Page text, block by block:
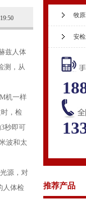
兹人体
测，从
机一样
，检
秒即可
波和太
源，对
人体检
牧
安
推荐产品